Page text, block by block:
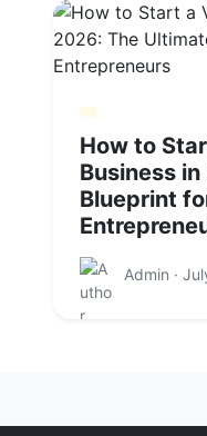
How to
Business
Blueprint
Admin ·